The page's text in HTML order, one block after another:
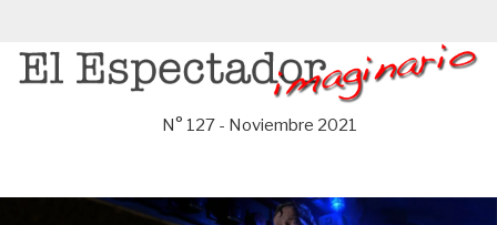
Saltar
N° 127 - Noviembre 2021